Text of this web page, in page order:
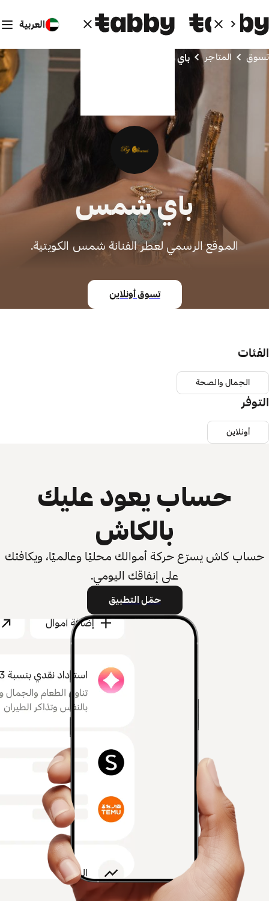
العربية
تسوق المتاجر باي شمس
باي شمس
الموقع الرسمي لعطر الفنانة شمس الكويتية.
تسوق أونلاين
الفئات
الجمال والصحة
التوفر
أونلاين
حساب يعود عليك
بالكاش
حساب كاش يسرّع حركة أموالك محليًا وعالميًا، ويكافئك
على إنفاقك اليومي.
حمّل التطبيق